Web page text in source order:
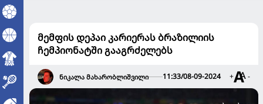
მემფის დეპაი კარიერას ბრაზილიის
ჩემპიონატში გააგრძელებს
ნიკალა მახარობლიშვილი 11:33/08-09-2024 + -